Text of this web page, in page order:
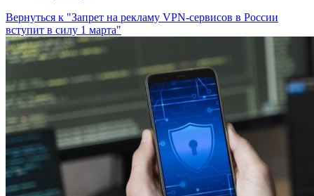
Вернуться к "Запрет на рекламу VPN-сервисов в России
вступит в силу 1 марта"